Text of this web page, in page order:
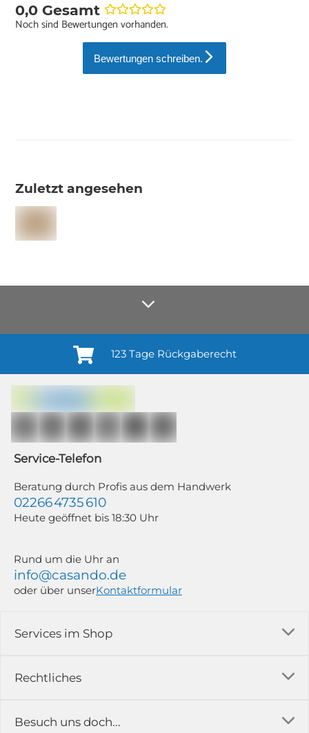
0,0 Gesamt
Noch sind Bewertungen vorhanden.
Bewertungen schreiben.
Zuletzt angesehen
Anmelden¹
casando (Holz-Richter GmbH) sowie zur Interessen-Analyse durch
jederzeit mit Wirkung für die Zukunft und ohne Angabe von Gründen
Weitere Informationen findest du in unserer Datenschutzerklärung.
123 Tage Rückgaberecht
Rechtliches
Impressum
Services im Shop
Versandkosten
Erfahrungsberichte & Bewertungen
Besuch uns doch...
Service-Telefon
Beratung durch Profis aus dem Handwerk
02266 4735 610
Heute geöffnet bis 18:30 Uhr
Rund um die Uhr an
info@casando.de
oder über unserKontaktformular